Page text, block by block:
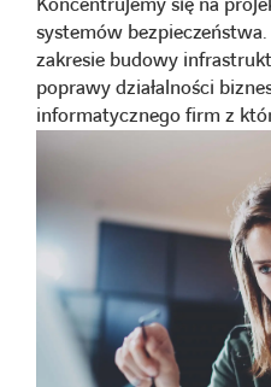
systemów
zakresie budowy
poprawy działalności
informatycznego firm z